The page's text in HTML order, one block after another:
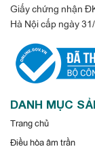
Giấy chứng nhận
Hà Nội cấp ngày
DANH MỤC
Trang chủ
Điều hòa âm trần